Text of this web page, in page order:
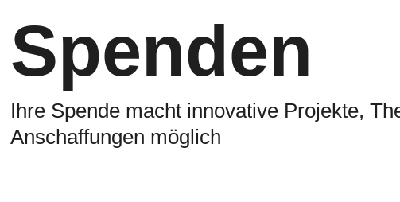
Spenden
Ihre Spende macht innovative Projekte,
Anschaffungen möglich